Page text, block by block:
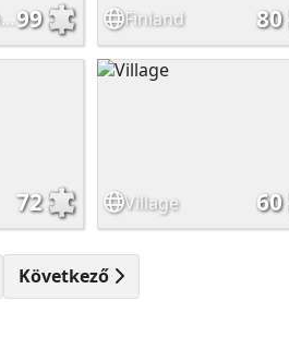
Old wooden house99 Finland 80
72 Village 60
Következő